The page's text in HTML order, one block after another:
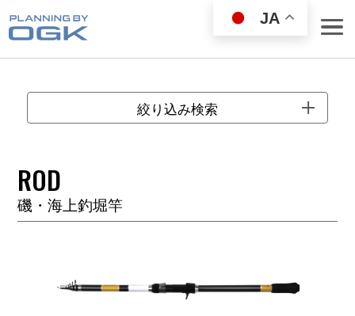
ROD
REEL
LANDING NET
絞り込み検索
ROD
磯・海上釣堀竿
JA